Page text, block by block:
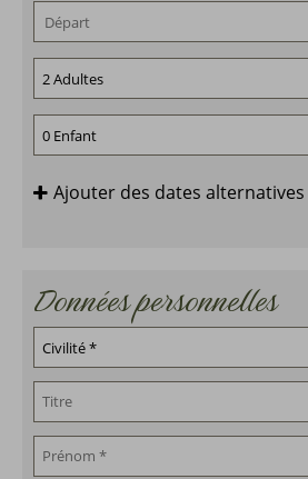
Ajouter des dates alternatives
Données personnelles